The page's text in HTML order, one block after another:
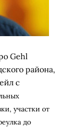
Gehl
района,
с
участки от
до